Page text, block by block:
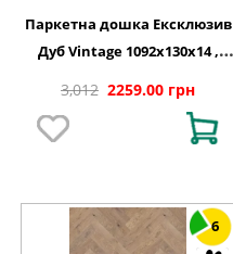
Паркетна дошка Ексклюзив
Дуб Vintage 1092x130x14 ,
3,012 2259.00 грн
6